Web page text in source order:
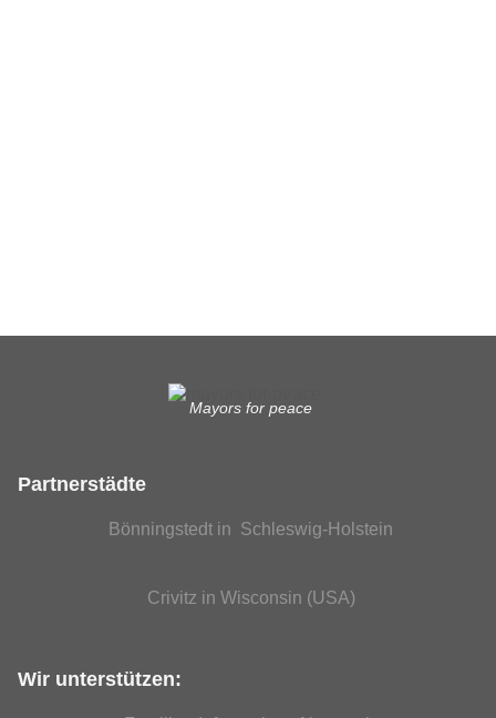
Mayors for peace
Partnerstädte
Bönningstedt in Schleswig-Holstein
Crivitz in Wisconsin (USA)
Wir unterstützen: